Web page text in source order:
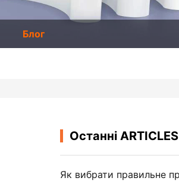
Блог
Останні ARTICLES